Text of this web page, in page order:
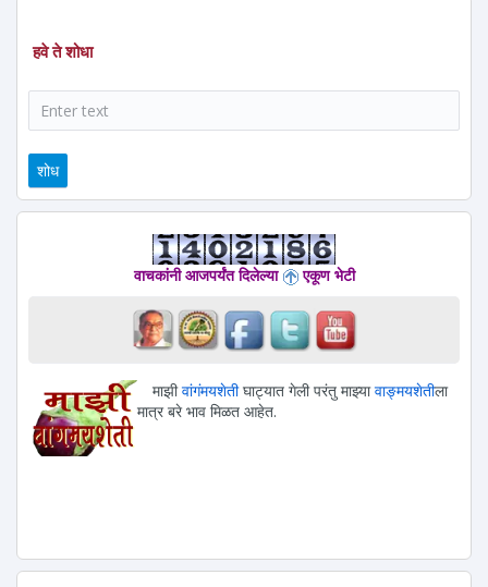
हवे ते शोधा
शोध
वाचकांनी आजपर्यंत दिलेल्या एकूण भेटी
माझीवांगंमयशेतीघाट्यात गेली परंतु माझ्यावाङ्मयशेतीला
मात्र बरे भाव मिळत आहेत.